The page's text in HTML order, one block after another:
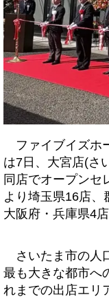
ファイブイズホ
は7日、大宮店(さ
同店でオープンセ
より埼玉県16店、
大阪府・兵庫県4
さいたま市の人
最も大きな都市へ
れまでの出店エリ